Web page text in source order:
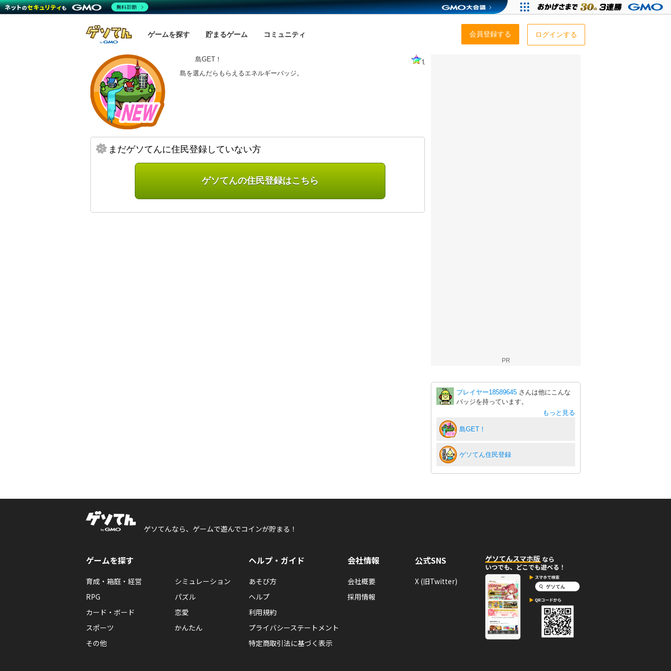
ゲームを探す 貯まるゲーム コミュニティ 会員登録する ログインする
島GET！
1
島を選んだらもらえるエネルギーバッジ。
まだゲソてんに住民登録していない方
ゲソてんの住民登録はこちら
PR
プレイヤー18589645 さんは他にこんな
バッジを持っています。
もっと見る
島GET！
ゲソてん住民登録
ゲソてんなら、ゲームで遊んでコインが貯まる！
ゲームを探す
育成・箱庭・経営
シミュレーション
RPG
パズル
カード・ボード
恋愛
スポーツ
かんたん
その他
ヘルプ・ガイド
あそび方
ヘルプ
利用規約
プライバシーステートメント
特定商取引法に基づく表示
会社情報
会社概要
採用情報
公式SNS
X (旧Twitter)
無料診断